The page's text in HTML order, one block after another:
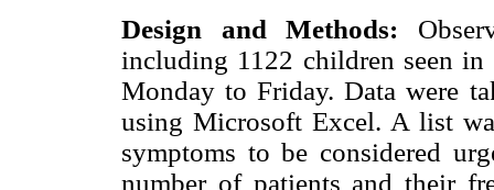
Design and Methods:
including 1122 children seen
Monday to Friday. Data were
using Microsoft Excel. A list
symptoms to be considered
number of patients and their